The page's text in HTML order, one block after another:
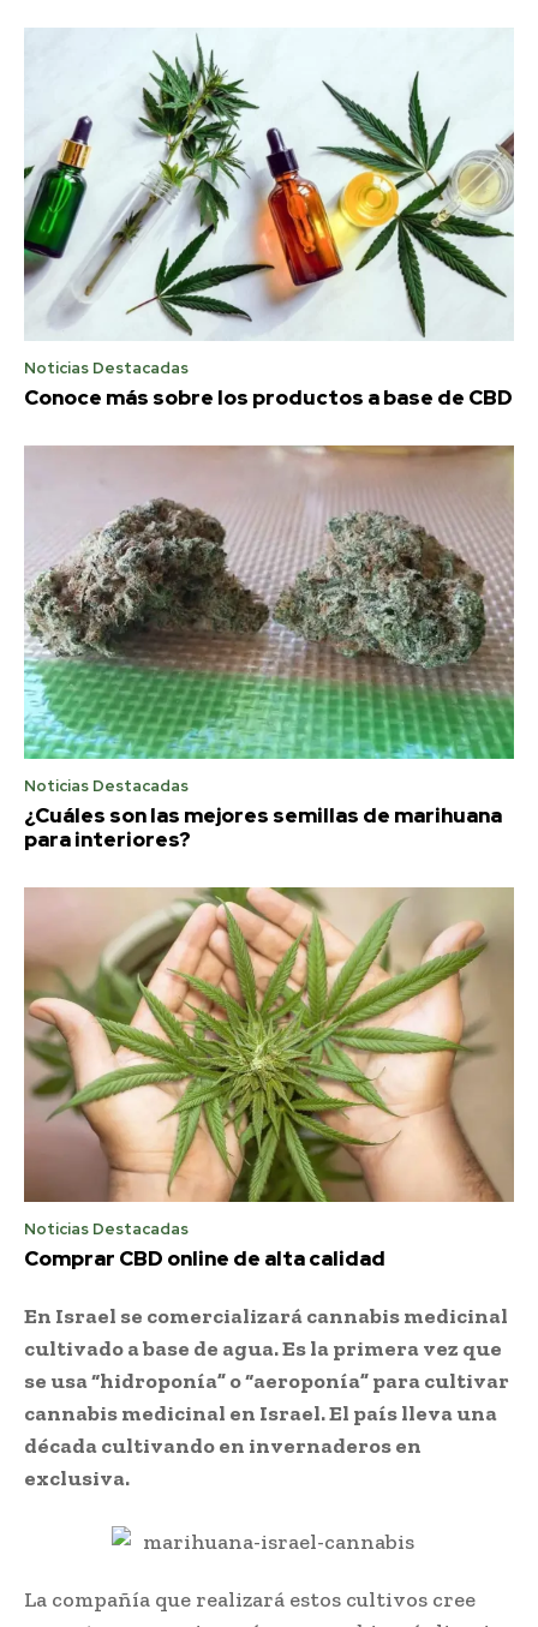
Noticias Destacadas
Conoce más sobre los productos a base de CBD
Noticias Destacadas
¿Cuáles son las mejores semillas de marihuana
para interiores?
Noticias Destacadas
Comprar CBD online de alta calidad
En Israel se comercializará cannabis medicinal
cultivado a base de agua. Es la primera vez que
se usa “hidroponía” o “aeroponía” para cultivar
cannabis medicinal en Israel. El país lleva una
década cultivando en invernaderos en
exclusiva.
La compañía que realizará estos cultivos cree